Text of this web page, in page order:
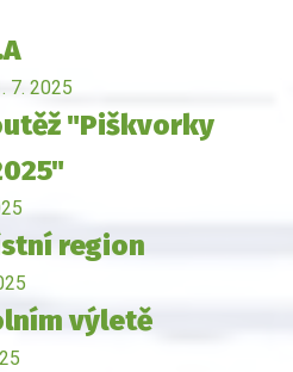
7. 2025
"Piškvorky
region
výletě